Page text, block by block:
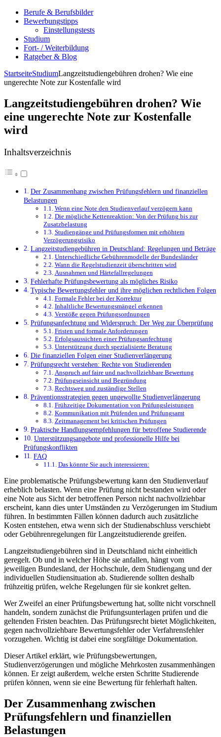
Berufe & Berufsbilder
Bewerbungstipps
Einstellungstests
Studium
Fort- / Weiterbildung
Ratgeber & Blog
StartseiteStudiumLangzeitstudiengebühren drohen? Wie eine
ungerechte Note zur Kostenfalle wird
Langzeitstudiengebühren drohen? Wie
eine ungerechte Note zur Kostenfalle
wird
Inhaltsverzeichnis
Der Zusammenhang zwischen Prüfungsfehlern und finanziellen
Belastungen
Wenn eine Note den Studienverlauf verzögern kann
Die mögliche Kettenreaktion: Von der Prüfung bis zur
Zusatzbelastung
Studiengänge und Prüfungsformen mit erhöhtem
Verzögerungsrisiko
Langzeitstudiengebühren in Deutschland: Regelungen und Beträge
Unterschiedliche Gebührenmodelle der Bundesländer
Wann die Regelstudienzeit überschritten wird
Ausnahmen und Härtefallregelungen
Fehlerhafte Prüfungsbewertung als mögliches Risiko
Typische Bewertungsfehler und ihre möglichen rechtlichen Folgen
Formale Fehler bei der Korrektur
Inhaltliche Bewertungsmängel erkennen
Verstöße gegen Prüfungsordnungen
Prüfungsanfechtung und Widerspruch: Der Weg zur Überprüfung
Fristen und formale Anforderungen
Erfolgsaussichten einer Prüfungsanfechtung
Unterstützung durch spezialisierte Beratung
Die finanziellen Folgen einer Studienverlängerung
Prüfungsrecht verstehen: Rechte von Studierenden
Anspruch auf faire und nachvollziehbare Bewertung
Prüfungseinsicht und Begründung
Rechtsweg und zuständige Stellen
Präventionsstrategien gegen ungewollte Studienverlängerung
Frühzeitige Dokumentation von Prüfungsleistungen
Kommunikation mit Prüfenden und Prüfungsamt
Zeitmanagement bei kritischen Prüfungen
Praktische Handlungsempfehlungen für betroffene Studierende
Unterstützungsangebote und professionelle Hilfe bei
Prüfungskonflikten
FAQ
Das könnte Sie auch interessieren:
Eine problematische Prüfungsbewertung kann den Studienverlauf
erheblich belasten. Wenn eine Prüfung nicht bestanden wird oder
eine Note aus Sicht der betroffenen Person nicht nachvollziehbar
erscheint, kann dies unter Umständen zu Verzögerungen im Studium
führen. In bestimmten Fällen können dadurch auch zusätzliche
Kosten entstehen, etwa wenn sich der Studienabschluss verschiebt
oder Gebührenregelungen für Langzeitstudierende greifen.
Langzeitstudiengebühren sind in Deutschland nicht einheitlich
geregelt. Ob und in welcher Höhe sie anfallen, hängt vom
jeweiligen Bundesland, der Hochschule, dem Studiengang und der
individuellen Studiensituation ab. Studierende sollten deshalb
frühzeitig prüfen, welche Regelungen für sie konkret gelten.
Wer Zweifel an einer Prüfungsbewertung hat, sollte nicht vorschnell
handeln, sondern zunächst die Prüfungsunterlagen prüfen und die
geltenden Fristen beachten. Das Prüfungsrecht bietet Möglichkeiten,
gegen nachvollziehbare Bewertungsfehler oder Verfahrensfehler
vorzugehen. Wichtig ist dabei eine sorgfältige Dokumentation.
Dieser Artikel erklärt, wie Prüfungsbewertungen,
Studienverzögerungen und mögliche Mehrkosten zusammenhängen
können. Er zeigt außerdem, welche ersten Schritte Studierende
prüfen können, wenn sie eine Bewertung für fehlerhaft halten.
Der Zusammenhang zwischen
Prüfungsfehlern und finanziellen
Belastungen